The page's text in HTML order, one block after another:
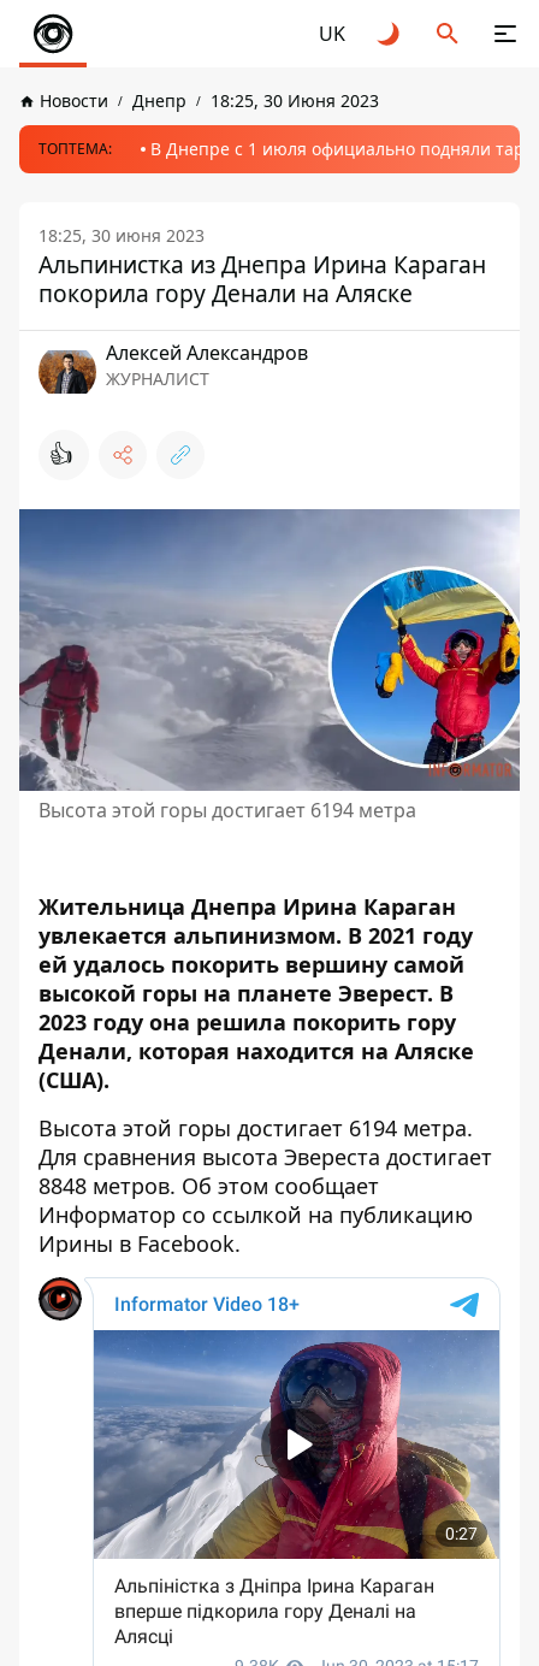
UK
Новости Днепр 18:25, 30 Июня 2023
ТОПТЕМА: В Днепре с 1 июля официально подняли
18:25, 30 июня 2023
Альпинистка из Днепра Ирина Караган
покорила гору Денали на Аляске
Алексей Александров
ЖУРНАЛИСТ
👍
Высота этой горы достигает 6194 метра
Жительница Днепра Ирина Караган
увлекается альпинизмом. В 2021 году
ей удалось покорить вершину самой
высокой горы на планете Эверест. В
2023 году она решила покорить гору
Денали, которая находится на Аляске
(США).
Высота этой горы достигает 6194 метра.
Для сравнения высота Эвереста достигает
8848 метров. Об этом сообщает
Информатор со ссылкой на публикацию
Ирины в Facebook.